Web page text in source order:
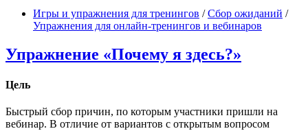
Игры и упражнения для тренингов /Сбор ожиданий /
Упражнения для онлайн-тренингов и вебинаров
Упражнение «Почему я здесь?»
Цель
Быстрый сбор причин, по которым участники пришли на
вебинар. В отличие от вариантов с открытым вопросом